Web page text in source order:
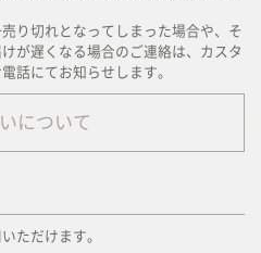
り切れとなってしまった場合や、そ
が遅くなる場合のご連絡は、カスタ
話にてお知らせします。
について
ただけます。